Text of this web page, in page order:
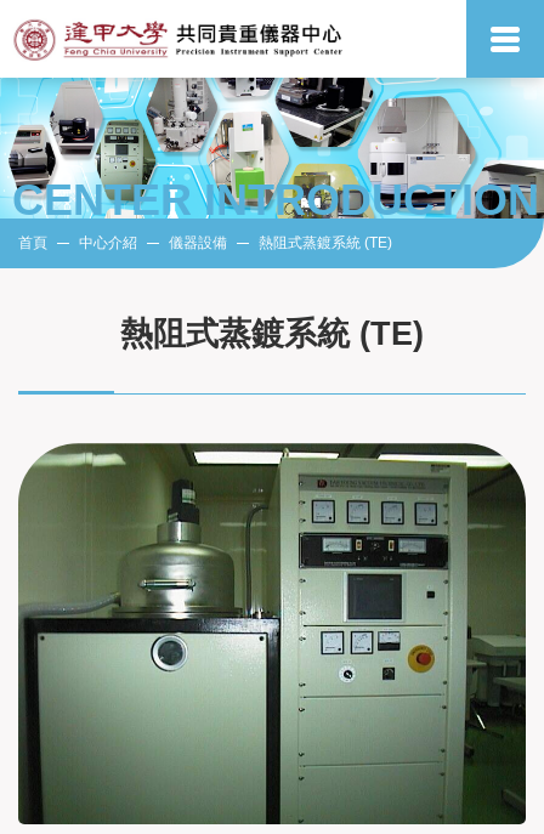
CENTER INTRODUCTION
首頁 中心介紹 儀器設備 熱阻式蒸鍍系統 (TE)
熱阻式蒸鍍系統 (TE)